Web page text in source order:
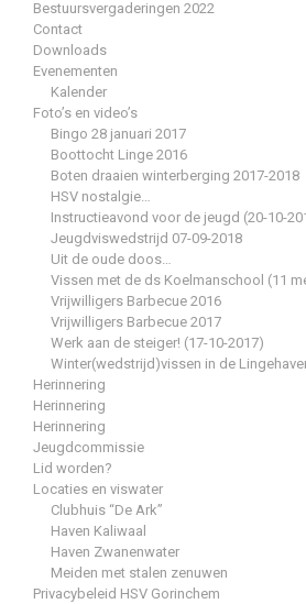
Bestuursvergaderingen 2022
Contact
Downloads
Evenementen
Kalender
Foto’s en video’s
Bingo 28 januari 2017
Boottocht Linge 2016
Boten draaien winterberging 2017-2018
HSV nostalgie…
Instructieavond voor de jeugd (20-10-
Jeugdviswedstrijd 07-09-2018
Uit de oude doos…
Vissen met de ds Koelmanschool (11
Vrijwilligers Barbecue 2016
Vrijwilligers Barbecue 2017
Werk aan de steiger! (17-10-2017)
Winter(wedstrijd)vissen in de
Herinnering
Herinnering
Herinnering
Jeugdcommissie
Lid worden?
Locaties en viswater
Clubhuis “De Ark”
Haven Kaliwaal
Haven Zwanenwater
Meiden met stalen zenuwen
Privacybeleid HSV Gorinchem